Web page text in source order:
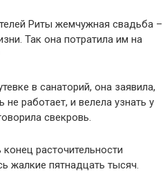
Риты жемчужная свадьба –
Так она потратила им на
в санаторий, она заявила,
не работает, и велела узнать у
свекровь.
расточительности
жалкие пятнадцать тысяч.